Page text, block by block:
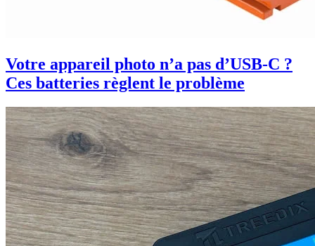
Votre appareil photo n’a pas d’USB-C ?
Ces batteries règlent le problème